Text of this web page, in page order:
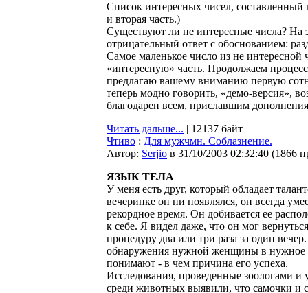
Список интересных чисел,
и вторая часть.)
Существуют ли не интересные числа? На
отрицательный ответ с обоснованием:
Самое маленькое число из не интересной
«интересную» часть. Продолжаем
предлагаю вашему вниманию первую
теперь модно говорить, «демо-версия»,
благодарен всем, приславшим
Читать дальше... | 12137 байт
Чтиво : Для мужчмн. Соблазнение.
Автор: Serjio в 31/10/2003 02:32:40 (1866
ЯЗЫК ТЕЛА
У меня есть друг, который обладает
вечеринке он ни появлялся, он всегда
рекордное время. Он добивается ее
к себе. Я видел даже, что он мог
процедуру два или три раза за один
обнаружения нужной женщины в нужное
понимают - в чем причина его успеха.
Исследования, проведенные зоологами
среди животных выявили, что самочки и